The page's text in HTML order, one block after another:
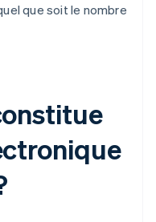
que soit le nombre